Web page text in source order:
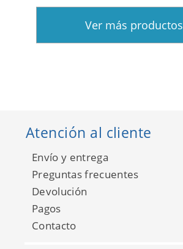
Ver más productos
Atención al cliente
Envío y entrega
Preguntas frecuentes
Devolución
Pagos
Contacto